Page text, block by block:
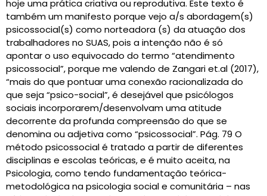
hoje uma prática criativa ou reprodutiva. Este texto é
também um manifesto porque vejo a/s abordagem(s)
psicossocial(s) como norteadora (s) da atuação dos
trabalhadores no SUAS, pois a intenção não é só
apontar o uso equivocado do termo “atendimento
psicossocial”, porque me valendo de Zangari et.al (2017),
“mais do que pontuar uma conexão racionalizada do
que seja “psico-social”, é desejável que psicólogos
sociais incorporarem/desenvolvam uma atitude
decorrente da profunda compreensão do que se
denomina ou adjetiva como “psicossocial”. Pág. 79 O
método psicossocial é tratado a partir de diferentes
disciplinas e escolas teóricas, e é muito aceita, na
Psicologia, como tendo fundamentação teórica-
metodológica na psicologia social e comunitária – nas